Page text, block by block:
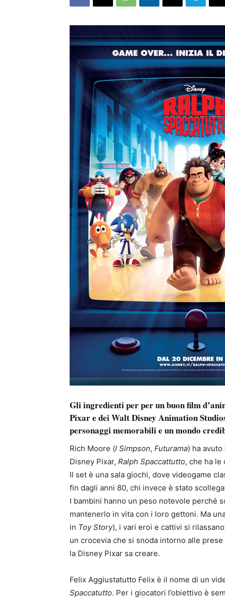
Gli ingredienti per per un buon film
Pixar e dei Walt Disney Animation
personaggi memorabili e un mondo
Rich Moore (I Simpson, Futurama) ha
Disney Pixar, Ralph Spaccattutto, che ha le
Il set è una sala giochi, dove videogame
fin dagli anni 80, chi invece è stato
I bambini hanno un peso notevole perché
mantenerlo in vita con i loro gettoni. Ma
in Toy Story), i vari eroi e cattivi si
un crocevia che si snoda intorno alle
la Disney Pixar sa creare.
Felix Aggiustatutto Felix è il nome di un
Spaccatutto. Per i giocatori l’obiettivo è